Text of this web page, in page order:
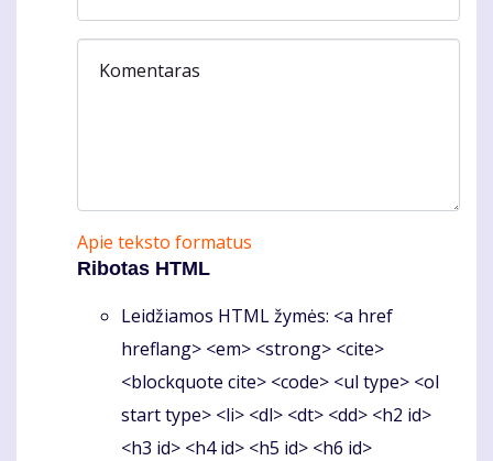
Komentaras
Apie teksto formatus
Ribotas HTML
Leidžiamos HTML žymės: <a href
hreflang> <em> <strong> <cite>
<blockquote cite> <code> <ul type> <ol
start type> <li> <dl> <dt> <dd> <h2 id>
<h3 id> <h4 id> <h5 id> <h6 id>